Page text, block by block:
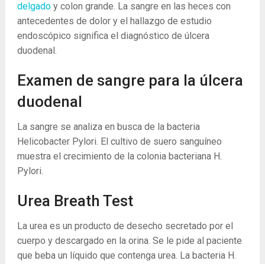
delgado y colon grande. La sangre en las heces con
antecedentes de dolor y el hallazgo de estudio
endoscópico significa el diagnóstico de úlcera
duodenal.
Examen de sangre para la úlcera
duodenal
La sangre se analiza en busca de la bacteria
Helicobacter Pylori. El cultivo de suero sanguíneo
muestra el crecimiento de la colonia bacteriana H.
Pylori.
Urea Breath Test
La urea es un producto de desecho secretado por el
cuerpo y descargado en la orina. Se le pide al paciente
que beba un líquido que contenga urea. La bacteria H.